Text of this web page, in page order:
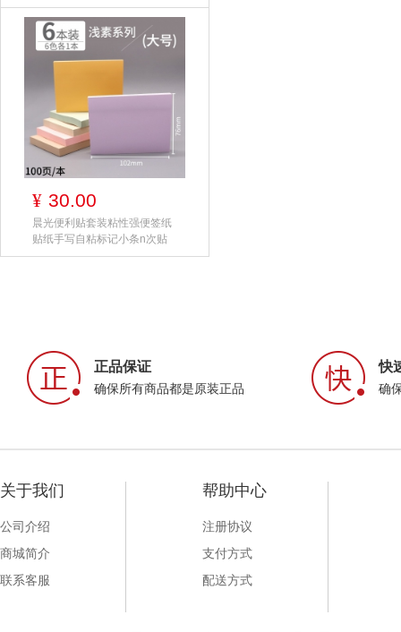
创意防水便利
¥ 30.00
晨光便利贴套装粘性强便签纸
贴纸手写自粘标记小条n次贴
创意防水便利
正品保证
确保所有商品都是原装正品
快
确
关于我们
公司介绍
商城简介
联系客服
帮助中心
注册协议
支付方式
配送方式